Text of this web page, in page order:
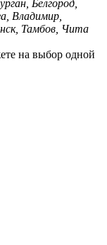
Белгород,
Владимир,
Тамбов, Чита
на выбор одной